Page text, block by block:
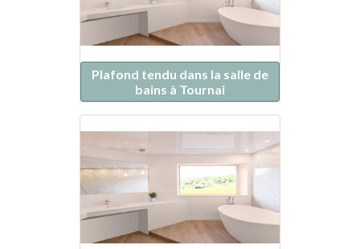
Plafond tendu dans la salle de
bains à Tournai